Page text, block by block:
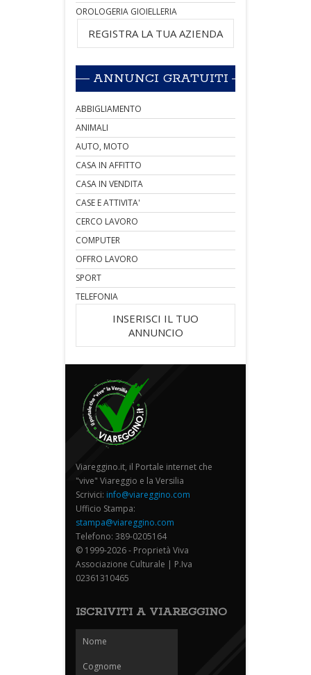
OROLOGERIA GIOIELLERIA
REGISTRA LA TUA AZIENDA
ANNUNCI GRATUITI
ABBIGLIAMENTO
ANIMALI
AUTO, MOTO
CASA IN AFFITTO
CASA IN VENDITA
CASE E ATTIVITA'
CERCO LAVORO
COMPUTER
OFFRO LAVORO
SPORT
TELEFONIA
INSERISCI IL TUO
ANNUNCIO
Viareggino.it, il Portale internet che
"vive" Viareggio e la Versilia
Scrivici: info@viareggino.com
Ufficio Stampa:
stampa@viareggino.com
Telefono: 389-0205164
© 1999-2026 - Proprietà Viva
Associazione Culturale | P.Iva
02361310465
ISCRIVITI A VIAREGGINO